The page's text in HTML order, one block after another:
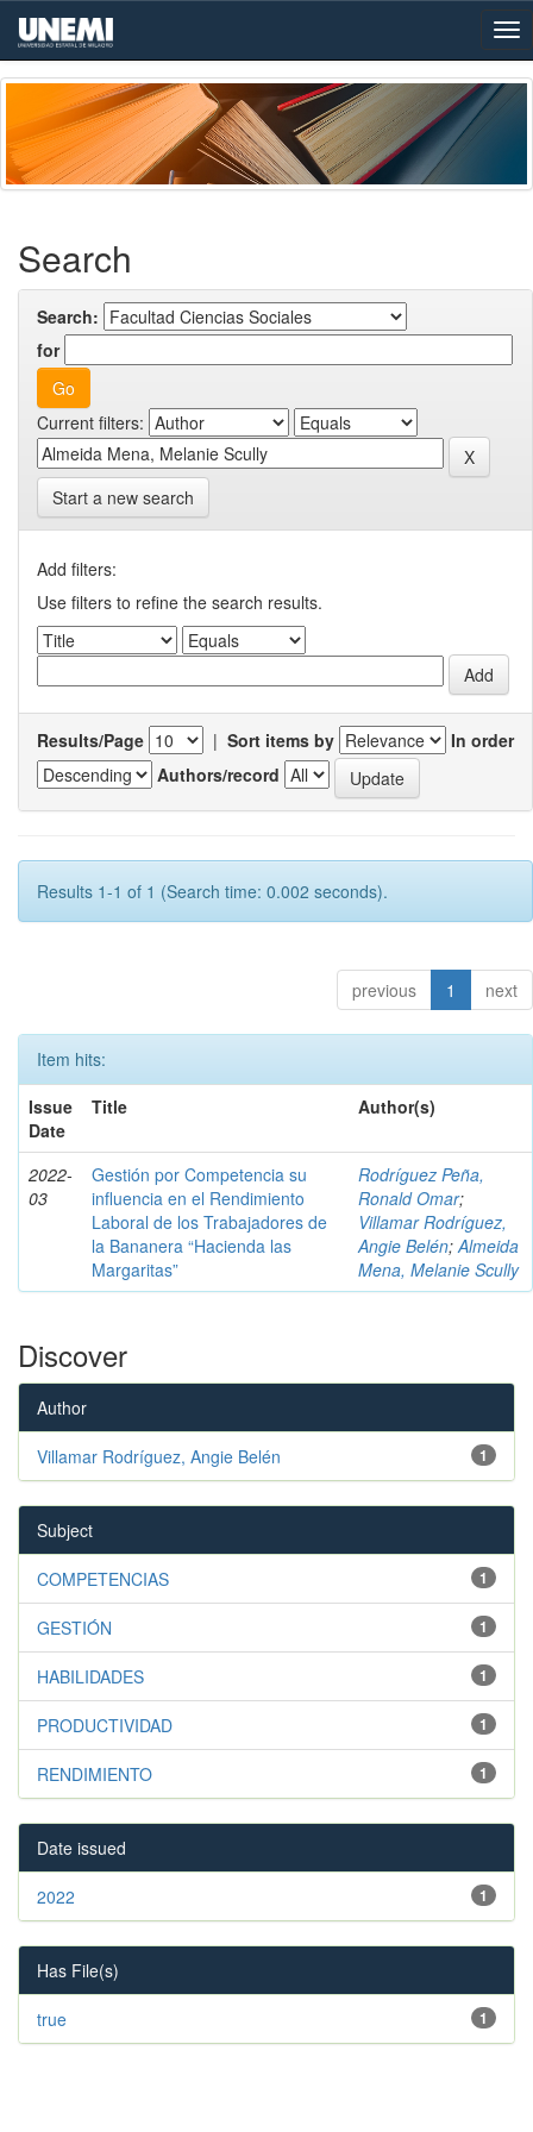
Skip
navigation
Search
Search:
for
Current filters:
Start a new search
Add filters:
Use filters to refine the search results.
Results/Page | Sort items by
In order
Authors/record
Results 1-1 of 1 (Search time: 0.002 seconds).
previous 1 next
Item hits:
Issue
Date
Title Author(s)
2022-
03
Gestión por Competencia su
influencia en el Rendimiento
Laboral de los Trabajadores de
la Bananera “Hacienda las
Margaritas”
Rodríguez Peña,
Ronald Omar;
Villamar Rodríguez,
Angie Belén; Almeida
Mena, Melanie Scully
Discover
Author
1
Villamar Rodríguez, Angie Belén
Subject
1
COMPETENCIAS
1
GESTIÓN
1
HABILIDADES
1
PRODUCTIVIDAD
1
RENDIMIENTO
Date issued
1
2022
Has File(s)
1
true